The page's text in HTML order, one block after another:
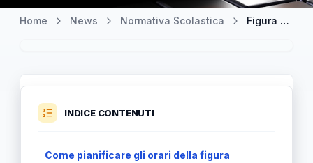
Home News Normativa Scolastica Figura aggiuntiva nei progetti PN 2021-27: come gestire orari e spese senza errori
INDICE CONTENUTI
Come pianificare gli orari della figura